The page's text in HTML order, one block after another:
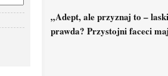
„Adept, ale przyznaj to –
prawda? Przystojni faceci